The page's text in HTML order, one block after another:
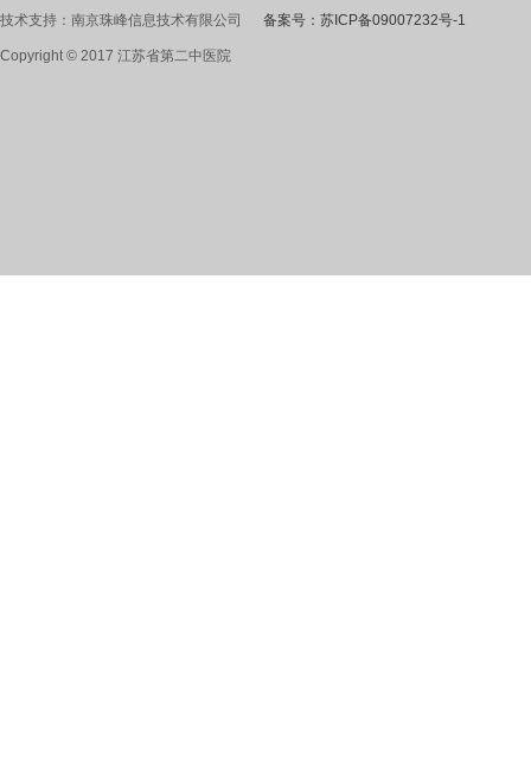
技术支持：南京珠峰信息技术有限公司 备案号：苏ICP备09007232号-1
Copyright © 2017 江苏省第二中医院